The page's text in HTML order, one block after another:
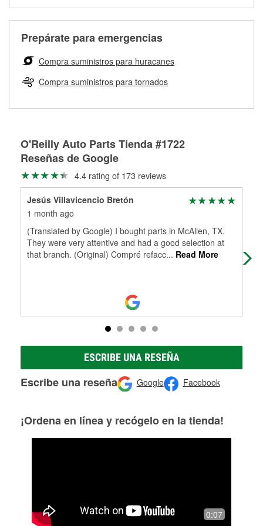
Rectificación de tambores y discos de freno
Prepárate para emergencias
Compra suministros para huracanes
Compra suministros para tornados
O'Reilly Auto Parts Tienda #1722
Reseñas de Google
4.4 rating of 173 reviews
Jesús Villavicencio Bretón
1 month ago
(Translated by Google) I bought parts in McAllen, TX.
They were very attentive and had a good selection at
that branch. (Original) Compré refacc... Read More
ESCRIBE UNA RESEÑA
Escribe una reseña Google Facebook
¡Ordena en línea y recógelo en la tienda!
0:07